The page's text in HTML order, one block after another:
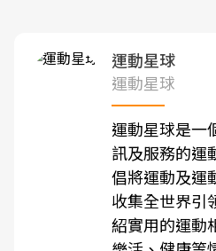
運動星球
運動星球
運動星球是一
訊及服務的運
倡將運動及運
收集全世界引
紹實用的運動